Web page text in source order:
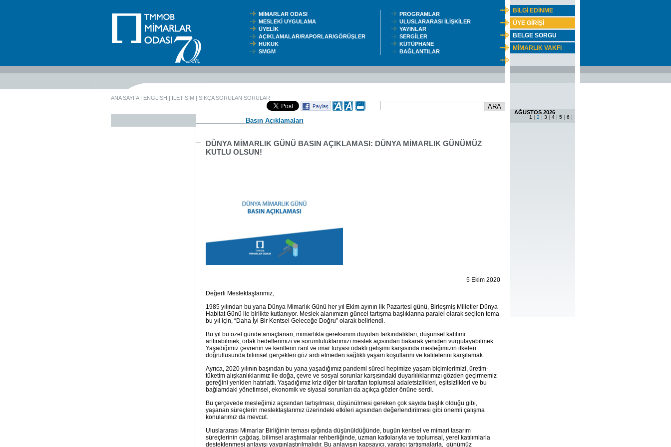
BİLGİ EDİNME
ÜYE GİRİŞİ
BELGE SORGU
MİMARLIK VAKFI
AĞUSTOS 2026
1 | 2 | 3 | 4 | 5 | 6 |
MİMARLAR ODASI
MESLEKİ UYGULAMA
ÜYELİK
AÇIKLAMALAR/RAPORLAR/GÖRÜŞLER
HUKUK
SMGM
PROGRAMLAR
ULUSLARARASI İLİŞKİLER
YAYINLAR
SERGİLER
KÜTÜPHANE
BAĞLANTILAR
ANA SAYFA| ENGLISH | İLETİŞİM | SIKÇA SORULAN SORULAR
Basın Açıklamaları
DÜNYA MİMARLIK GÜNÜ BASIN AÇIKLAMASI: DÜNYA MİMARLIK GÜNÜMÜZ
KUTLU OLSUN!
5 Ekim 2020
Değerli Meslektaşlarımız,
1985 yılından bu yana Dünya Mimarlık Günü her yıl Ekim ayının ilk Pazartesi günü, Birleşmiş Milletler Dünya
Habitat Günü ile birlikte kutlanıyor. Meslek alanımızın güncel tartışma başlıklarına paralel olarak seçilen tema
bu yıl için, “Daha İyi Bir Kentsel Geleceğe Doğru” olarak belirlendi.
Bu yıl bu özel günde amaçlanan, mimarlıkta gereksinim duyulan farkındalıkları, düşünsel katılımı
arttırabilmek, ortak hedeflerimizi ve sorumluluklarımızı meslek açısından bakarak yeniden vurgulayabilmek.
Yaşadığımız çevrenin ve kentlerin rant ve imar furyası odaklı gelişimi karşısında mesleğimizin ilkeleri
doğrultusunda bilimsel gerçekleri göz ardı etmeden sağlıklı yaşam koşullarını ve kalitelerini karşılamak.
Ayrıca, 2020 yılının başından bu yana yaşadığımız pandemi süreci hepimize yaşam biçimlerimizi, üretim-
tüketim alışkanlıklarımız ile doğa, çevre ve sosyal sorunlar karşısındaki duyarlılıklarımızı gözden geçirmemiz
gereğini yeniden hatırlattı. Yaşadığımız kriz diğer bir taraftan toplumsal adaletsizlikleri, eşitsizlikleri ve bu
bağlamdaki yönetimsel, ekonomik ve siyasal sorunları da açıkça gözler önüne serdi.
Bu çerçevede mesleğimiz açısından tartışılması, düşünülmesi gereken çok sayıda başlık olduğu gibi,
yaşanan süreçlerin meslektaşlarımız üzerindeki etkileri açısından değerlendirilmesi gibi önemli çalışma
konularımız da mevcut.
Uluslararası Mimarlar Birliğinin teması ışığında düşünüldüğünde, bugün kentsel ve mimari tasarım
süreçlerinin çağdaş, bilimsel araştırmalar rehberliğinde, uzman katkılarıyla ve toplumsal, yerel katılımlarla
desteklenmesi anlayışı yaygınlaştırılmalıdır. Bu anlayışın kapsayıcı, yaratıcı tartışmalarla, günümüz